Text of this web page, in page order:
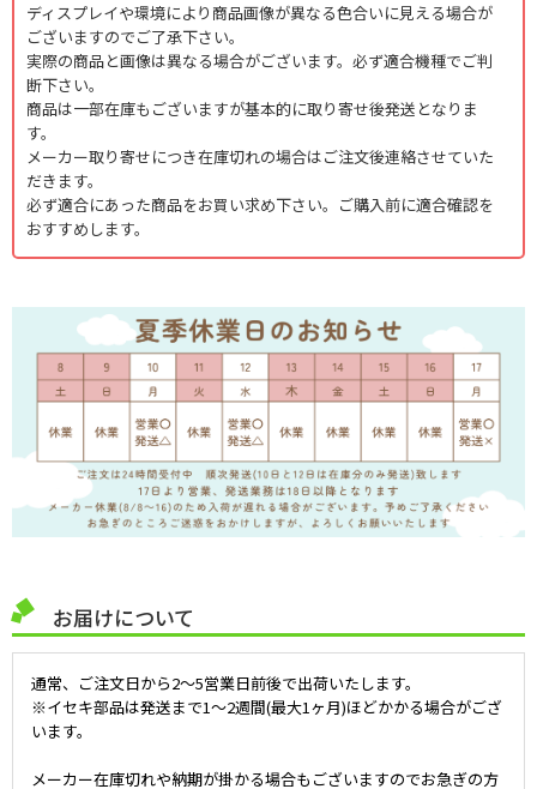
ディスプレイや環境により商品画像が異なる色合いに見える場合が
ございますのでご了承下さい。
実際の商品と画像は異なる場合がございます。必ず適合機種でご判
断下さい。
商品は一部在庫もございますが基本的に取り寄せ後発送となりま
す。
メーカー取り寄せにつき在庫切れの場合はご注文後連絡させていた
だきます。
必ず適合にあった商品をお買い求め下さい。ご購入前に適合確認を
おすすめします。
お届けについて
通常、ご注文日から2～5営業日前後で出荷いたします。
※イセキ部品は発送まで1～2週間(最大1ヶ月)ほどかかる場合がござ
います。
メーカー在庫切れや納期が掛かる場合もございますのでお急ぎの方